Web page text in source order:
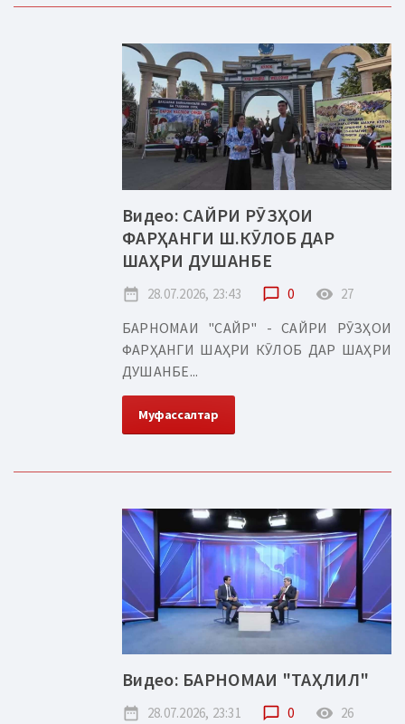
Видео: САЙРИ РӮЗҲОИ
ФАРҲАНГИ Ш.КӮЛОБ ДАР
ШАҲРИ ДУШАНБЕ
date_range 28.07.2026, 23:43 chat_bubble_outline 0 remove_red_eye 27
БАРНОМАИ "САЙР" - САЙРИ РӮЗҲОИ
ФАРҲАНГИ ШАҲРИ КӮЛОБ ДАР ШАҲРИ
ДУШАНБЕ...
Муфассалтар
Видео: БАРНОМАИ "ТАҲЛИЛ"
date_range 28.07.2026, 23:31 chat_bubble_outline 0 remove_red_eye 26